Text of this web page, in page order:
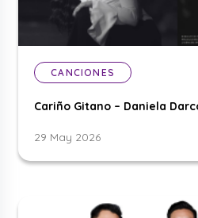
CANCIONES
Cariño Gitano – Daniela
29 May 2026